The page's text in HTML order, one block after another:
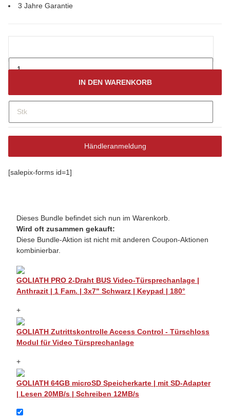
3 Jahre Garantie
Stk
IN DEN WARENKORB
Händleranmeldung
[salepix-forms id=1]
Dieses Bundle befindet sich nun im Warenkorb.
Wird oft zusammen gekauft:
Diese Bundle-Aktion ist nicht mit anderen Coupon-Aktionen
kombinierbar.
GOLIATH PRO 2-Draht BUS Video-Türsprechanlage |
Anthrazit | 1 Fam. | 3x7" Schwarz | Keypad | 180°
+
GOLIATH Zutrittskontrolle Access Control - Türschloss
Modul für Video Türsprechanlage
+
GOLIATH 64GB microSD Speicherkarte | mit SD-Adapter
| Lesen 20MB/s | Schreiben 12MB/s